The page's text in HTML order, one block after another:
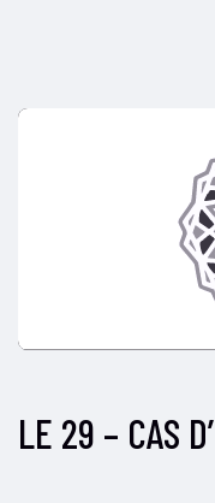
LE 29 – CAS